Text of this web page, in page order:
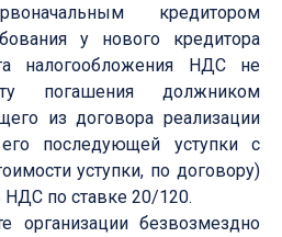
кредитором
у нового кредитора
налогообложения НДС не
погашения должником
из договора реализации
последующей уступки с
уступки, по договору)
НДС по ставке 20/120.
организации безвозмездно